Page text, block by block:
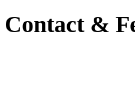
Contact &